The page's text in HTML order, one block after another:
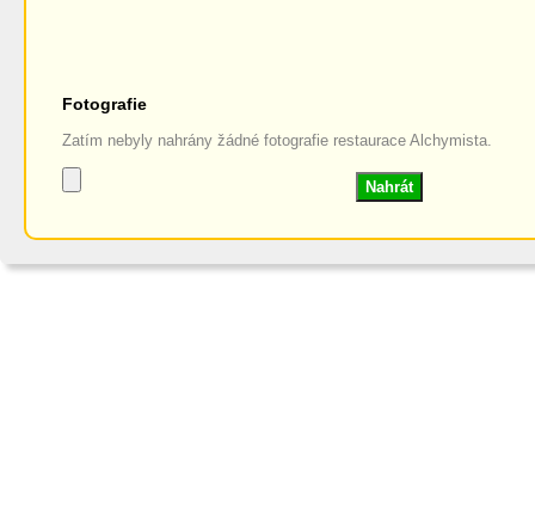
Fotografie
Zatím nebyly nahrány žádné fotografie restaurace Alchymista.